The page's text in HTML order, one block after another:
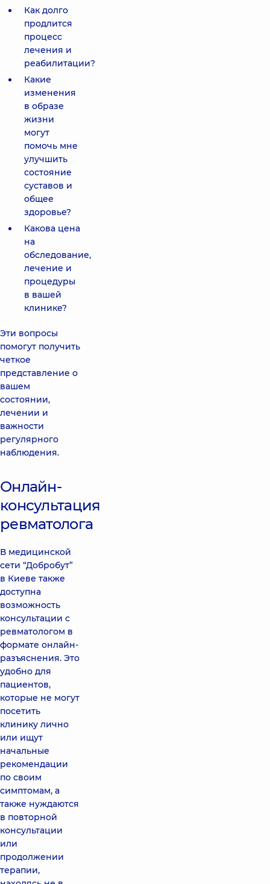
Как долго
продлится
процесс
лечения и
реабилитации?
Какие
изменения
в образе
жизни
могут
помочь мне
улучшить
состояние
суставов и
общее
здоровье?
Какова цена
на
обследование,
лечение и
процедуры
в вашей
клинике?
Эти вопросы
помогут получить
четкое
представление о
вашем
состоянии,
лечении и
важности
регулярного
наблюдения.
Онлайн-
консультация
ревматолога
В медицинской
сети “Добробут”
в Киеве также
доступна
возможность
консультации с
ревматологом в
формате онлайн-
разъяснения. Это
удобно для
пациентов,
которые не могут
посетить
клинику лично
или ищут
начальные
рекомендации
по своим
симптомам, а
также нуждаются
в повторной
консультации
или
продолжении
терапии,